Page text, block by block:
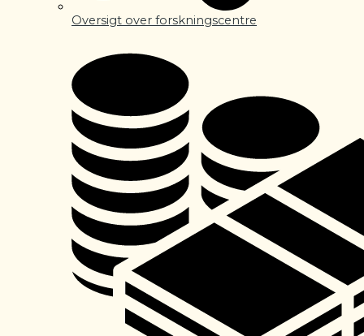
Oversigt over forskningscentre